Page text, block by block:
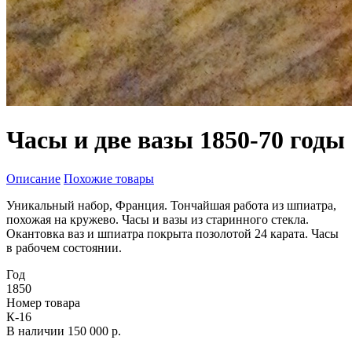
Часы и две вазы 1850-70 годы
Описание Похожие товары
Уникальный набор, Франция. Тончайшая работа из шпиатра,
похожая на кружево. Часы и вазы из старинного стекла.
Окантовка ваз и шпиатра покрыта позолотой 24 карата. Часы
в рабочем состоянии.
Год
1850
Номер товара
К-16
В наличии 150 000 р.